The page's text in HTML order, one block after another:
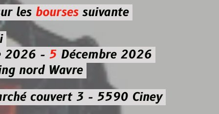
suivante
5Décembre 2026
Wavre
3 - 5590 Ciney